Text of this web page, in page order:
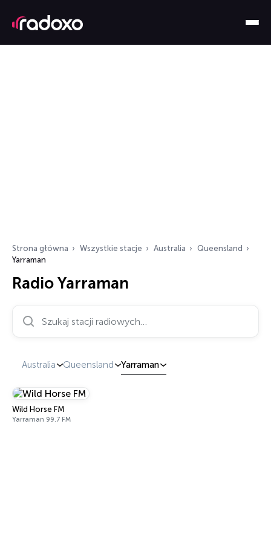
Strona główna Wszystkie stacje Australia
Queensland
Yarraman
Radio Yarraman
Australia Queensland Yarraman
Wild Horse FM
Yarraman 99.7 FM